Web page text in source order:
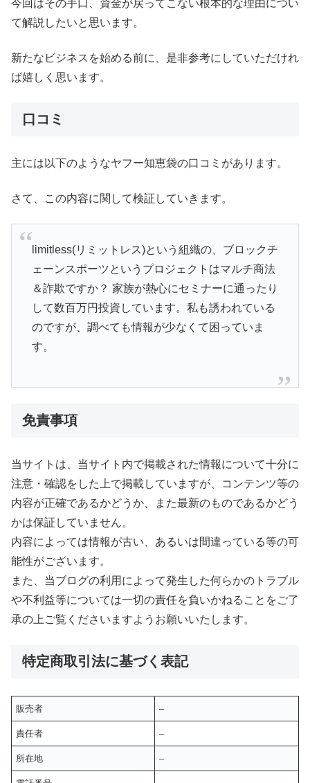
今回はその手口、資金が戻ってこない根本的な理由につい
て解説したいと思います。
新たなビジネスを始める前に、是非参考にしていただけれ
ば嬉しく思います。
口コミ
主には以下のようなヤフー知恵袋の口コミがあります。
さて、この内容に関して検証していきます。
limitless(リミットレス)という組織の、ブロックチ
ェーンスポーツというプロジェクトはマルチ商法
＆詐欺ですか？ 家族が熱心にセミナーに通ったり
して数百万円投資しています。私も誘われている
のですが、調べても情報が少なくて困っていま
す。
免責事項
当サイトは、当サイト内で掲載された情報について十分に
注意・確認をした上で掲載していますが、コンテンツ等の
内容が正確であるかどうか、また最新のものであるかどう
かは保証していません。
内容によっては情報が古い、あるいは間違っている等の可
能性がございます。
また、当ブログの利用によって発生した何らかのトラブル
や不利益等については一切の責任を負いかねることをご了
承の上ご覧くださいますようお願いいたします。
特定商取引法に基づく表記
販売者 –
責任者 –
所在地 –